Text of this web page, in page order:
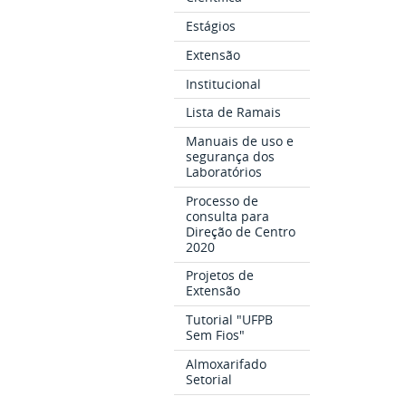
Estágios
Extensão
Institucional
Lista de Ramais
Manuais de uso e
segurança dos
Laboratórios
Processo de
consulta para
Direção de Centro
2020
Projetos de
Extensão
Tutorial "UFPB
Sem Fios"
Almoxarifado
Setorial